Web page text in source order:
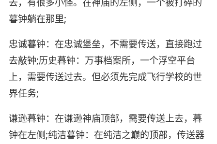
暮钟躺在那里;
忠诚暮钟：在忠诚堡垒，不需要传送，直接跑过
去敲钟;历史暮钟：万事档案所，一个浮空平台
上，需要传送过去。但必须先完成飞行学校的世
界任务;
谦逊暮钟：在谦逊神庙顶部，需要传送上去，暮
钟在左侧;纯洁暮钟：在纯洁之巅的顶部，传送器